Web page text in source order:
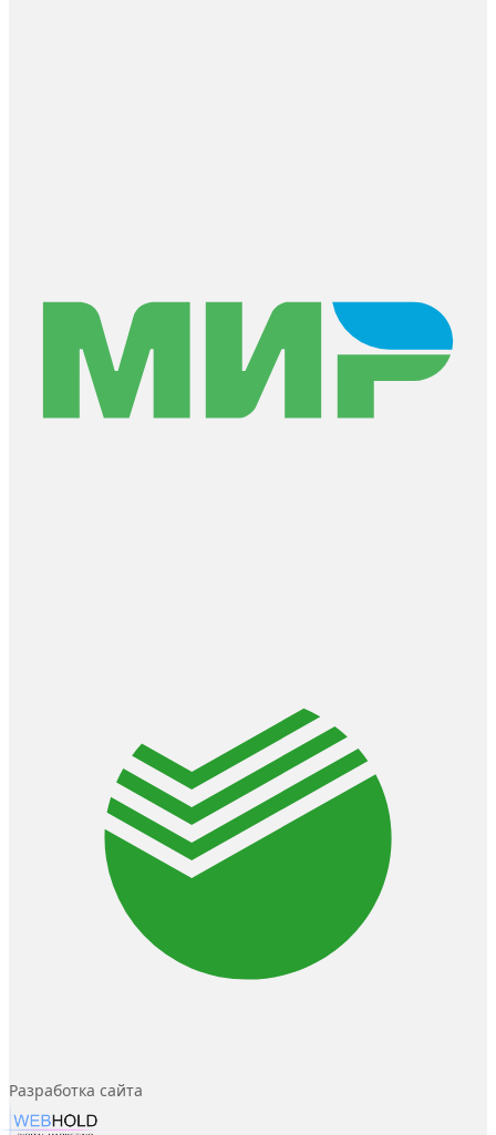
Разработка сайта